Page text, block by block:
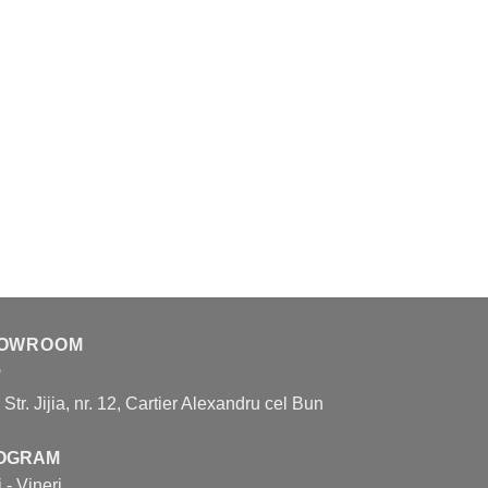
Str. Jijia, nr. 12, Cartier Alexandru cel Bun